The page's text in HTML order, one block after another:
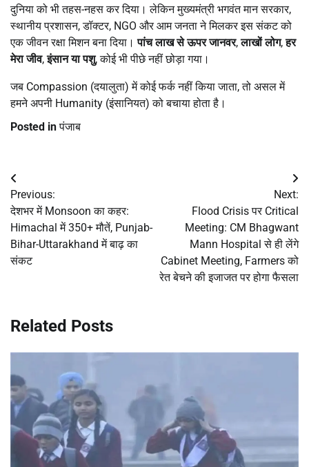
दुनिया को भी तहस-नहस कर दिया। लेकिन मुख्यमंत्री भगवंत मान सरकार,
स्थानीय प्रशासन, डॉक्टर, NGO और आम जनता ने मिलकर इस संकट को
एक जीवन रक्षा मिशन बना दिया।पांच लाख से ऊपर जानवर,लाखों लोग,हर
मेरा जीव,इंसान या पशु, कोई भी पीछे नहीं छोड़ा गया।
जब Compassion (दयालुता) में कोई फर्क नहीं किया जाता, तो असल में
हमने अपनी Humanity (इंसानियत) को बचाया होता है।
Posted inपंजाब
Post
navigation
Previous:
देशभर में Monsoon का कहर:
Himachal में 350+ मौतें, Punjab-
Bihar-Uttarakhand में बाढ़ का
संकट
Next:
Flood Crisis पर Critical
Meeting: CM Bhagwant
Mann Hospital से ही लेंगे
Cabinet Meeting, Farmers को
रेत बेचने की इजाजत पर होगा फैसला
Related Posts